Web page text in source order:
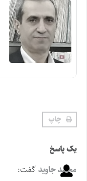
چاپ
یک پاسخ
محمد جاویدگفت: